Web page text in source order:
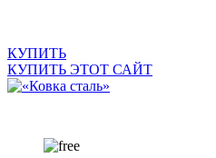
КУПИТЬ
КУПИТЬ ЭТОТ САЙТ